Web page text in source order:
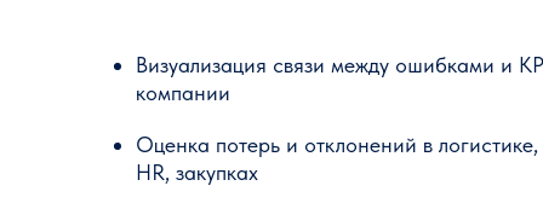
Визуализация связи между ошибками и
компании
Оценка потерь и отклонений в логистике,
HR, закупках